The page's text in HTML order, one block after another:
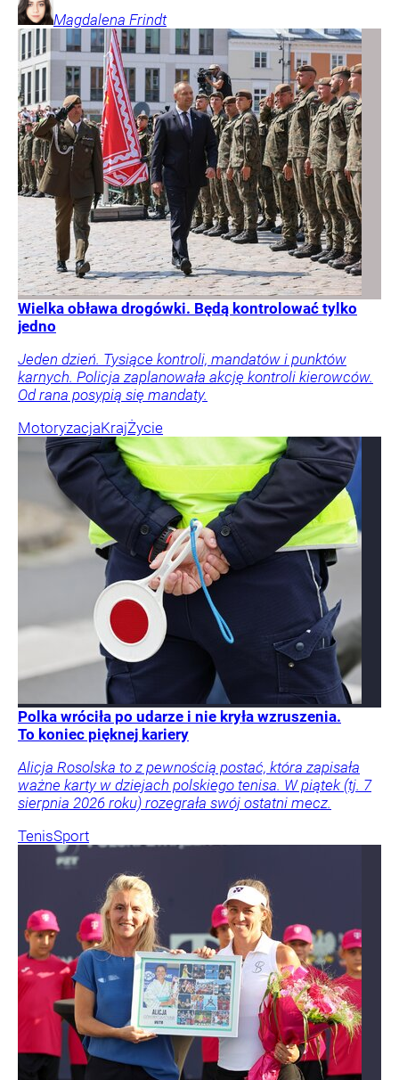
Magdalena Frindt
Wielka obława drogówki. Będą kontrolować tylko
jedno
Jeden dzień. Tysiące kontroli, mandatów i punktów
karnych. Policja zaplanowała akcję kontroli kierowców.
Od rana posypią się mandaty.
MotoryzacjaKrajŻycie
Polka wróciła po udarze i nie kryła wzruszenia.
To koniec pięknej kariery
Alicja Rosolska to z pewnością postać, która zapisała
ważne karty w dziejach polskiego tenisa. W piątek (tj. 7
sierpnia 2026 roku) rozegrała swój ostatni mecz.
TenisSport